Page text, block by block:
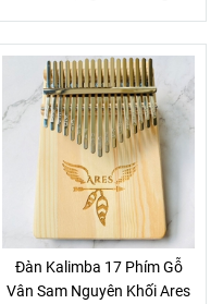
Đàn Kalimba 17 Phím Gỗ
Vân Sam Nguyên Khối Ares